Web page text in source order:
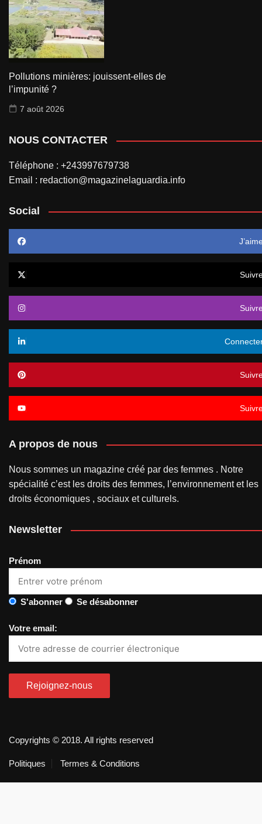
Pollutions minières: jouissent-elles de
l’impunité ?
7 août 2026
NOUS CONTACTER
Téléphone : +243997679738
Email : redaction@magazinelaguardia.info
Social
A propos de nous
Nous sommes un magazine créé par des femmes . Notre
spécialité c’est les droits des femmes, l’environnement et les
droits économiques , sociaux et culturels.
Newsletter
Prénom
S'abonner Se désabonner
Votre email:
Copyrights © 2018. All rights reserved
Politiques Termes & Conditions